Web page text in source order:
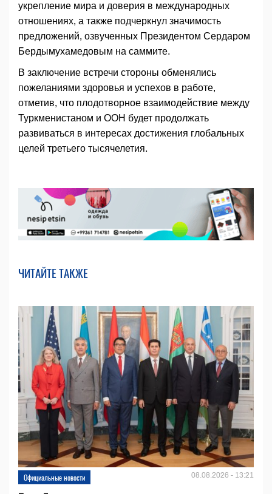
укрепление мира и доверия в международных
отношениях, а также подчеркнул значимость
предложений, озвученных Президентом Сердаром
Бердымухамедовым на саммите.
В заключение встречи стороны обменялись
пожеланиями здоровья и успехов в работе,
отметив, что плодотворное взаимодействие между
Туркменистаном и ООН будет продолжать
развиваться в интересах достижения глобальных
целей третьего тысячелетия.
ЧИТАЙТЕ ТАКЖЕ
Официальные новости 08.08.2026 - 13:21